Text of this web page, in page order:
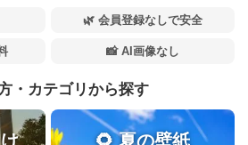
🌿 会員登録なしで安全
📸 AI画像なし
・カテゴリから探す
🌻 夏の壁紙